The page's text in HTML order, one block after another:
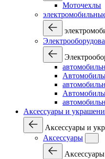
Моточехлы
Аксессуары и
Аксессуары и
Аксессуары
Аксессуары